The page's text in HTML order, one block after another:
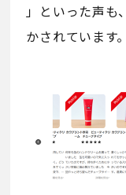
」といった声も
かされています。